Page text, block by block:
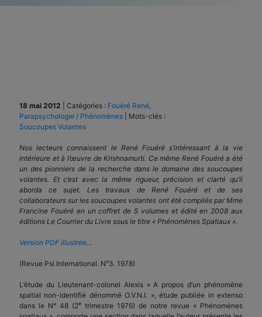
18 mai 2012 Catégories : Fouéré René
Parapsychologie / Phénomènes
Mots-clés :
Soucoupes Volantes
Nos lecteurs connaissent le René Fouéré s’intéressant à la vie
intérieure et à l’œuvre de Krishnamurti. Ce même René Fouéré a été
un des pionniers de la recherche dans le domaine des soucoupes
volantes. Et c’est avec la même rigueur, précision et clarté qu’il
aborda ce sujet. Les travaux de René Fouéré et de ses
collaborateurs sur les soucoupes volantes ont été compilés par Mme
Francine Fouéré en un coffret de 5 volumes et édité en 2008 aux
éditions Le Courrier du Livre sous le titre « Phénomènes Spatiaux ».
Version PDF illustrée…
(Revue Psi International. No3. 1978)
L’étude du Lieutenant-colonel Alexis « A propos d’un phénomène
spatial non-identifié dénommé O.V.N.I. », étude publiée in extenso
dans le N° 48 (2e trimestre 1976) de notre revue « Phénomènes